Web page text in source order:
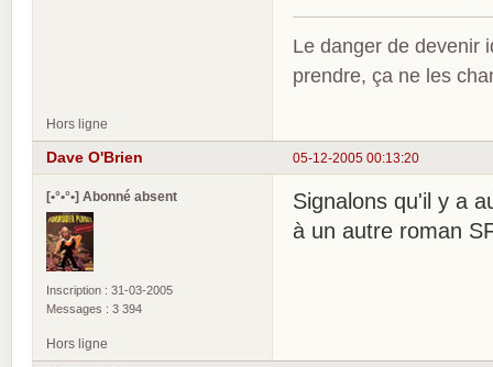
Le danger de devenir
prendre, ça ne les
Hors ligne
05-12-2005 00:13:20
Dave O'Brien
[•°•°•] Abonné absent
Inscription : 31-03-2005
Messages : 3 394
Signalons qu'il y a
à un autre roman
Hors ligne